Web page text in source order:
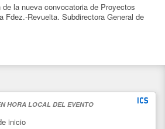
de la nueva convocatoria de Proyectos
Fdez.-Revuelta. Subdirectora General de
HORA LOCAL DEL EVENTO
inicio